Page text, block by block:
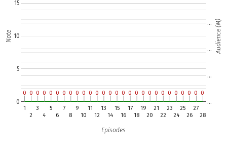
1
2
3
4
5
6
7
8
9
10
11
12
13
14
15
16
17
18
19
20
21
22
23
24
25
26
27
28
0
5
10
15
…
…
…
…
0
0 0
0 0
0 0
0 0
0 0
0 0
0 0
0 0
0 0
0 0
0 0
0 0
0 0
0 0
0 0
0 0
0 0
0 0
0 0
0 0
0 0
0 0
0 0
0 0
0 0
0 0
0 0
0
Episodes
Note Audience (M)